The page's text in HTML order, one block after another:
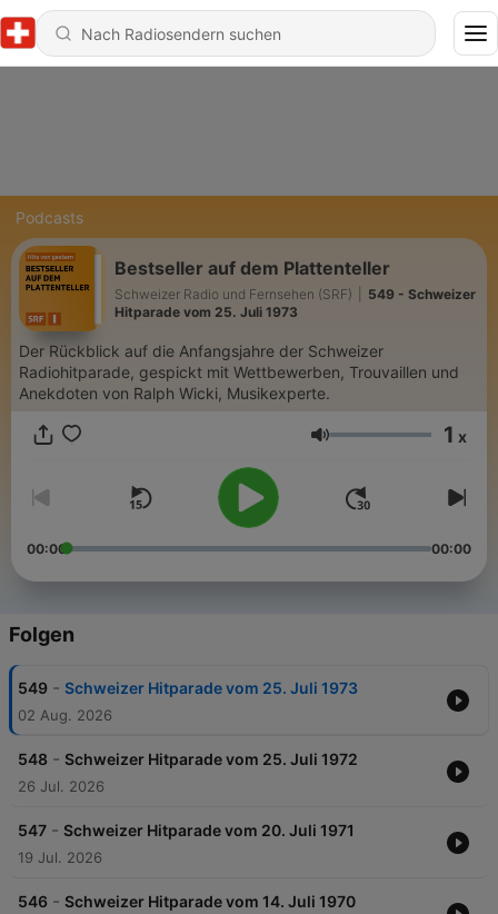
Podcasts
Bestseller auf dem Plattenteller
Schweizer Radio und Fernsehen (SRF)
549 - Schweizer
Hitparade vom 25. Juli 1973
Der Rückblick auf die Anfangsjahre der Schweizer
Radiohitparade, gespickt mit Wettbewerben, Trouvaillen und
Anekdoten von Ralph Wicki, Musikexperte.
Lautstärke 1 x
00:00 00:00
Folgen
549 - Schweizer Hitparade vom 25. Juli 1973
02 Aug. 2026
548 - Schweizer Hitparade vom 25. Juli 1972
26 Jul. 2026
547 - Schweizer Hitparade vom 20. Juli 1971
19 Jul. 2026
546 - Schweizer Hitparade vom 14. Juli 1970